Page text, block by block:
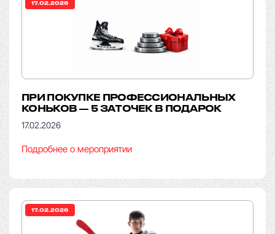
17.02.2026
ПРИ ПОКУПКЕ ПРОФЕССИОНАЛЬНЫХ
КОНЬКОВ — 5 ЗАТОЧЕК В ПОДАРОК
17.02.2026
Подробнее о мероприятии
17.02.2026